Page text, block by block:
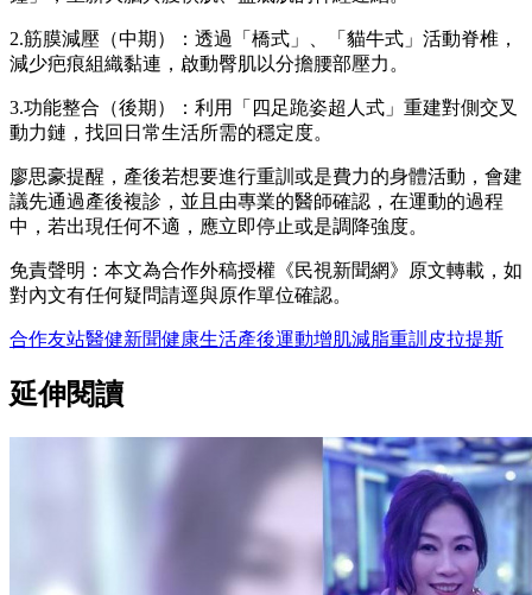
2.筋膜減壓（中期）：透過「橋式」、「貓牛式」活動脊椎，
減少疤痕組織黏連，啟動臀肌以分擔腰部壓力。
3.功能整合（後期）：利用「四足跪姿超人式」重建對側交叉
動力鏈，找回日常生活所需的穩定度。
廖思豪提醒，產後若想要進行重訓或是費力的身體活動，會建
議先通過產後複診，並且由專業的醫師確認，在運動的過程
中，若出現任何不適，應立即停止或是調降強度。
免責聲明：本文為合作外稿授權《民視新聞網》原文轉載，如
對內文有任何疑問請逕與原作單位確認。
合作友站醫健新聞健康生活產後運動增肌減脂重訓 皮拉提斯
延伸閱讀